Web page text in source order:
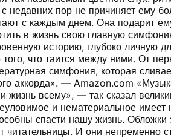
недавних пор не причиняет ему
с каждым днем. Она подарит
в жизнь свою главную
историю, глубоко личную
что таится между ними. От
симфония, которая
аккорда». — Amazon.com
жизнь всему», — так сказал
и нематериальное
спасти нашу жизнь. Обложки
читательницы. И они непременно